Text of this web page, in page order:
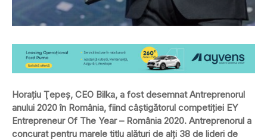
Horaţiu Ţepeş, CEO Bilka, a fost desemnat Antreprenorul
anului 2020 în România, fiind câștigătorul competiției EY
Entrepreneur Of The Year – România 2020. Antreprenorul a
concurat pentru marele titlu alături de alți 38 de lideri de